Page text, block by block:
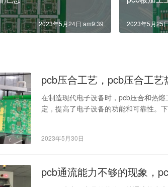
2023年5月24日 am9:39 2023年5月25
pcb压合工艺，pcb压合工艺
在制造现代电子设备时，pcb压合和热
定，提高了电子设备的功能和可靠性。
2023年5月30日
pcb通流能力不够的现象，